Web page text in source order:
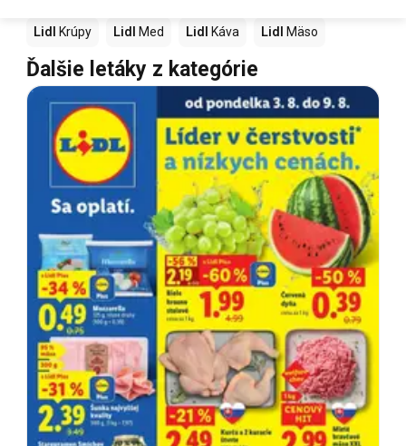
Lidl Krúpy Lidl Med Lidl Káva Lidl Mäso
Ďalšie letáky z kategórie